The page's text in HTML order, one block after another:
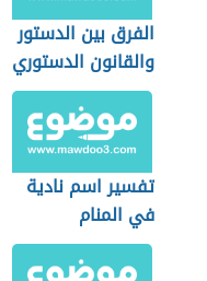
الفرق بين الدستور
والقانون الدستوري
تفسير اسم نادية
في المنام